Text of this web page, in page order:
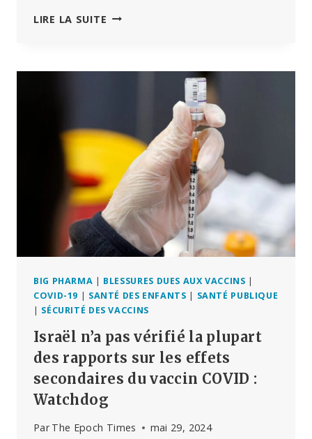
LIRE LA SUITE 1
DIAGNOSTIQUÉ
SOUFFRANT
DE
TDAH,
SELON
LES
CDC
–
MAIS
POURQUOI
?
BIG PHARMA | BLESSURES DUES AUX VACCINS |
COVID-19 | SANTÉ DES ENFANTS | SANTÉ PUBLIQUE
| SÉCURITÉ DES VACCINS
Israël n’a pas vérifié la plupart
des rapports sur les effets
secondaires du vaccin COVID :
Watchdog
Par The Epoch Times mai 29, 2024